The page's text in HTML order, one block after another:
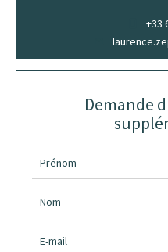
+33
Demande